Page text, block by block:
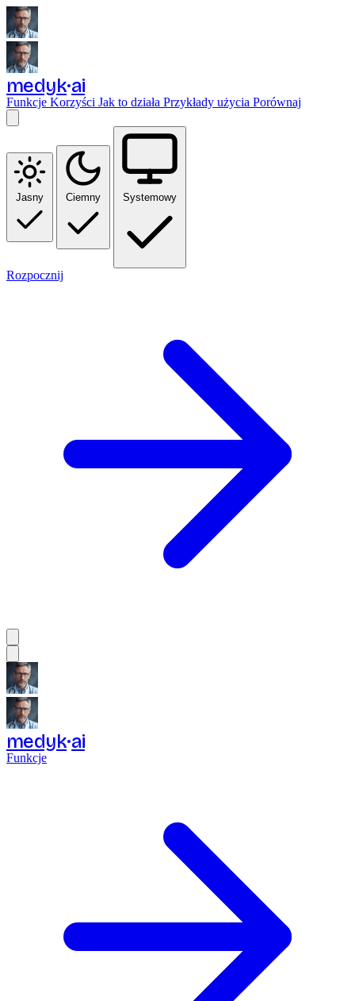
medyk ai
Funkcje Korzyści Jak to działa Przykłady użycia Porównaj
Jasny Ciemny Systemowy
Rozpocznij
medyk ai
Funkcje